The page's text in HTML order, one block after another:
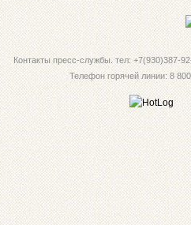
Контакты пресс-службы. тел: +7(930)387-
Телефон горячей линии: 8